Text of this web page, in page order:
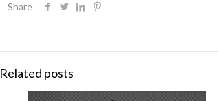
Share
Related posts